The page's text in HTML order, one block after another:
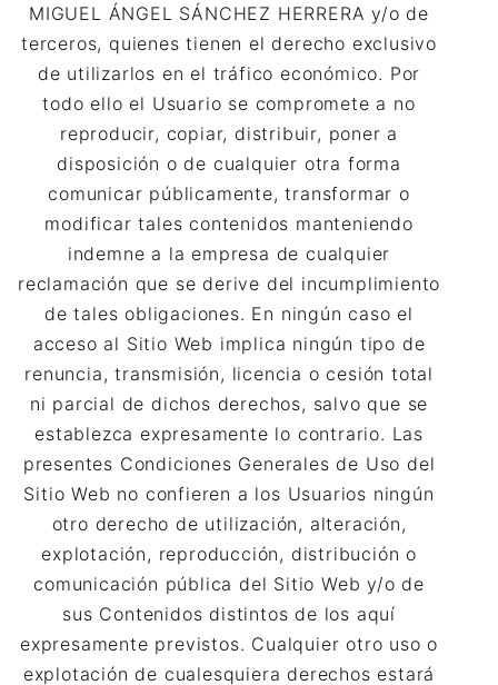
MIGUEL ÁNGEL SÁNCHEZ HERRERA y/o de
terceros, quienes tienen el derecho exclusivo
de utilizarlos en el tráfico económico. Por
todo ello el Usuario se compromete a no
reproducir, copiar, distribuir, poner a
disposición o de cualquier otra forma
comunicar públicamente, transformar o
modificar tales contenidos manteniendo
indemne a la empresa de cualquier
reclamación que se derive del incumplimiento
de tales obligaciones. En ningún caso el
acceso al Sitio Web implica ningún tipo de
renuncia, transmisión, licencia o cesión total
ni parcial de dichos derechos, salvo que se
establezca expresamente lo contrario. Las
presentes Condiciones Generales de Uso del
Sitio Web no confieren a los Usuarios ningún
otro derecho de utilización, alteración,
explotación, reproducción, distribución o
comunicación pública del Sitio Web y/o de
sus Contenidos distintos de los aquí
expresamente previstos. Cualquier otro uso o
explotación de cualesquiera derechos estará